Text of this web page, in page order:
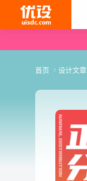
首页 设计文章